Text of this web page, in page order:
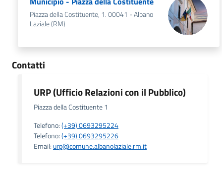
Piazza della Costituente, 1. 00041 - Albano
Laziale (RM)
Contatti
URP (Ufficio Relazioni con il Pubblico)
Piazza della Costituente 1
Telefono:(+39) 0693295224
Telefono:(+39) 0693295226
Email: urp@comune.albanolaziale.rm.it